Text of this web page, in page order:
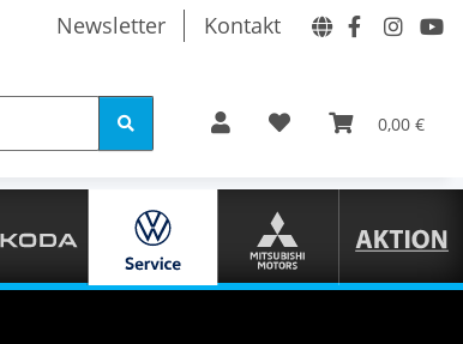
Newsletter Kontakt
0,00 €